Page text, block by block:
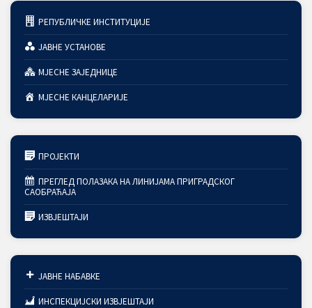
РЕПУБЛИЧКЕ ИНСТИТУЦИЈЕ
ЈАВНЕ УСТАНОВЕ
МЈЕСНЕ ЗАЈЕДНИЦЕ
МЈЕСНЕ КАНЦЕЛАРИЈЕ
ПРОЈЕКТИ
ПРЕГЛЕД ПОЛАЗАКА НА ЛИНИЈАМА ПРИГРАДСКОГ
САОБРАЋАЈА
ИЗВЈЕШТАЈИ
ЈАВНЕ НАБАВКЕ
ИНСПЕКЦИЈСКИ ИЗВЈЕШТАЈИ